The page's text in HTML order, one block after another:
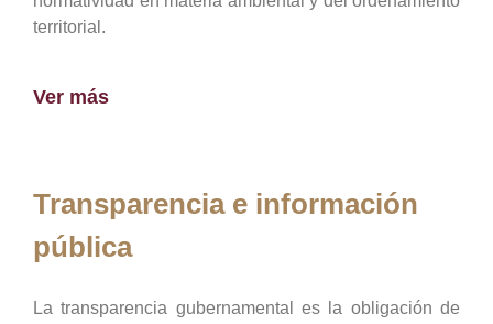
territorial.
Ver más
Transparencia e información
pública
La transparencia gubernamental es la obligación de